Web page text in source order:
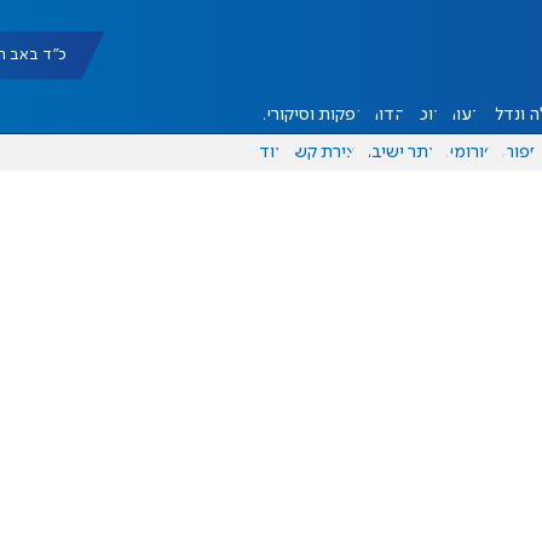
כ"ד באב תשפ"ו
ונדל"ן דעות אוכל יהדות הפקות וסיקורים
ספורט פורומים אתר ישיבה יצירת קשר עוד